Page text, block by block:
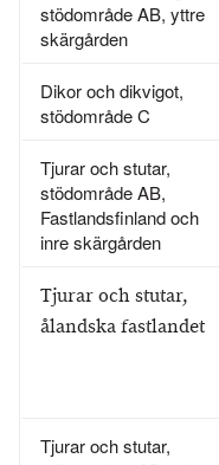
stödområde AB, yttre
skärgården
Dikor och dikvigot,
stödområde C
Tjurar och stutar,
stödområde AB,
Fastlandsfinland och
inre skärgården
Tjurar och stutar,
ålandska fastlandet
Tjurar och stutar,